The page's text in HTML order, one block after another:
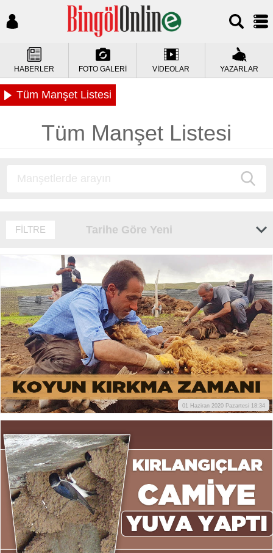
HABERLER FOTO GALERİ VİDEOLAR YAZARLAR
Tüm Manşet Listesi
Tüm Manşet Listesi
FİLTRE Tarihe Göre Yeni
01 Haziran 2020 Pazartesi 18:34